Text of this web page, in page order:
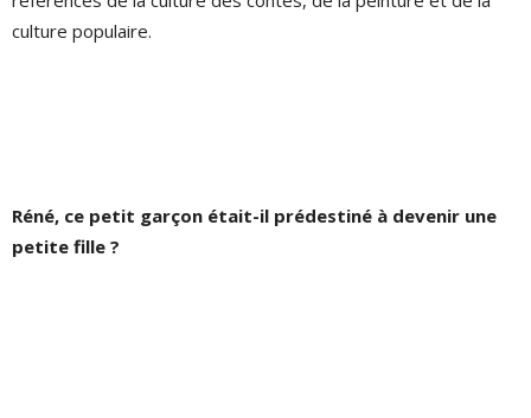
culture populaire.
Réné, ce petit garçon était-il prédestiné à devenir une
petite fille ?